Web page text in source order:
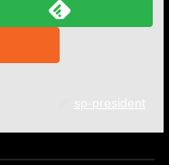
sp-president